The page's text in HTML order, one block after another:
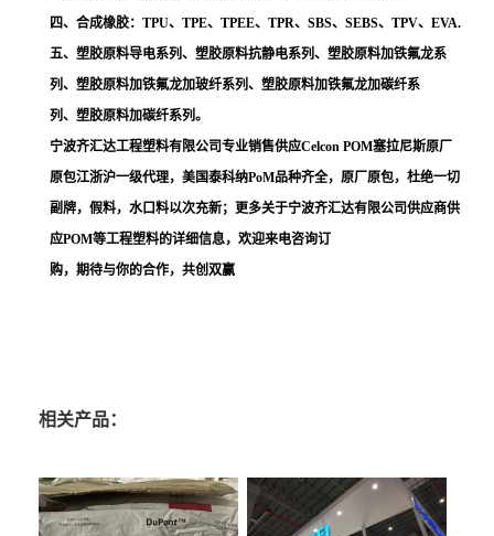
四、合成橡胶：TPU、TPE、TPEE、TPR、SBS、SEBS、TPV、EVA.
五、塑胶原料导电系列、塑胶原料抗静电系列、塑胶原料加铁氟龙系
列、塑胶原料加铁氟龙加玻纤系列、塑胶原料加铁氟龙加碳纤系
列、塑胶原料加碳纤系列。
宁波齐汇达工程塑料有限公司专业销售供应Celcon POM塞拉尼斯原厂
原包江浙沪一级代理，美国泰科纳PoM品种齐全，原厂原包，杜绝一切
副牌，假料，水口料以次充新；更多关于宁波齐汇达有限公司供应商供
应POM等工程塑料的详细信息，欢迎来电咨询订
购，期待与你的合作，共创双赢
相关产品：